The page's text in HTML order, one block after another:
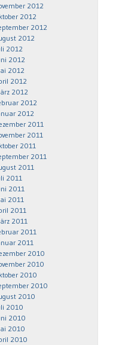
2012
2012
2012
2012
2012
2012
2012
2012
2012
2012
2012
2011
2011
2011
2011
2011
2011
2011
2011
2011
2011
2011
2011
2010
2010
2010
2010
2010
2010
2010
2010
2010